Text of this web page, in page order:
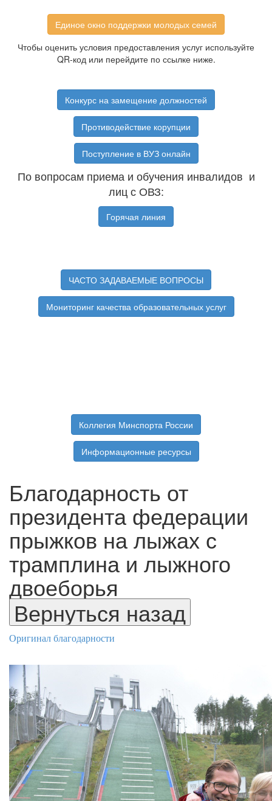
Единое окно поддержки молодых семей
Чтобы оценить условия предоставления услуг используйте
QR-код или перейдите по ссылке ниже.
Конкурс на замещение должностей
Противодействие корупции
Поступление в ВУЗ онлайн
По вопросам приема и обучения инвалидов и
лиц с ОВЗ:
Горячая линия
ЧАСТО ЗАДАВАЕМЫЕ ВОПРОСЫ
Мониторинг качества образовательных услуг
Коллегия Минспорта России
Информационные ресурсы
Благодарность от
президента федерации
прыжков на лыжах с
трамплина и лыжного
двоеборья
Оригинал благодарности